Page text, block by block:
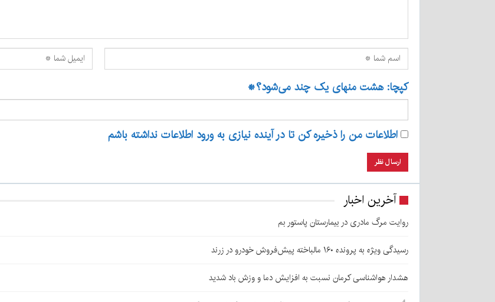
کپچا: هشت منهای یک چند می‌شود؟*
اطلاعات من را ذخیره کن تا در آینده نیازی به ورود اطلاعات نداشته باشم
آخرین اخبار
روایت مرگ مادری در بیمارستان پاستور بم
رسیدگی ویژه به پرونده ۱۶۰ مالباخته پیش‌فروش خودرو در زرند
هشدار هواشناسی کرمان نسبت به افزایش دما و وزش باد شدید